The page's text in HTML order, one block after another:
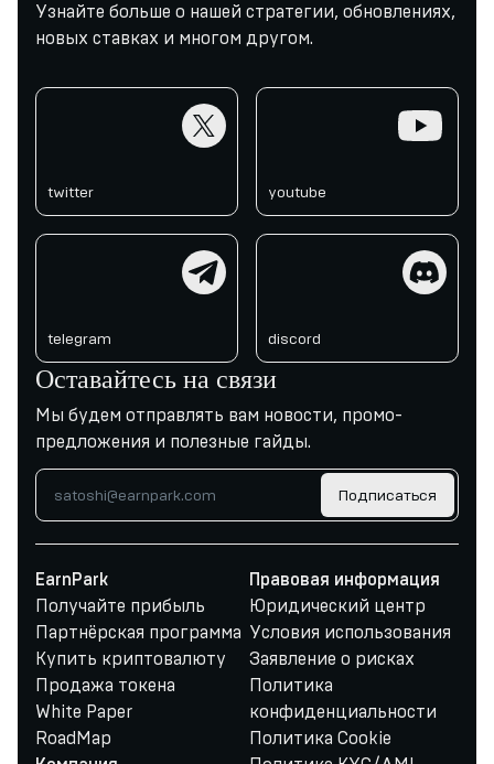
Узнайте больше о нашей стратегии, обновлениях,
новых ставках и многом другом.
twitter youtube
telegram discord
Оставайтесь на связи
Мы будем отправлять вам новости, промо-
предложения и полезные гайды.
Подписаться
EarnPark
Получайте прибыль
Партнёрская программа
Купить криптовалюту
Продажа токена
White Paper
RoadMap
Правовая информация
Юридический центр
Условия использования
Заявление о рисках
Политика
конфиденциальности
Политика Cookie